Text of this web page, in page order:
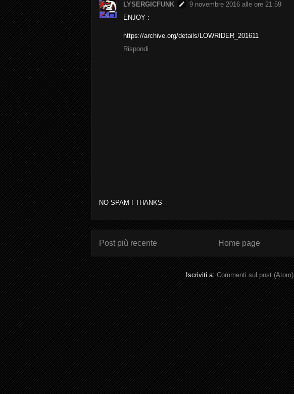
LYSERGICFUNK
9 novembre 2016 alle ore 21:59
ENJOY :
https://archive.org/details/LOWRIDER_201611
Rispondi
NO SPAM ! THANKS
Post più recente Home page
Iscriviti a: Commenti sul post (Atom)